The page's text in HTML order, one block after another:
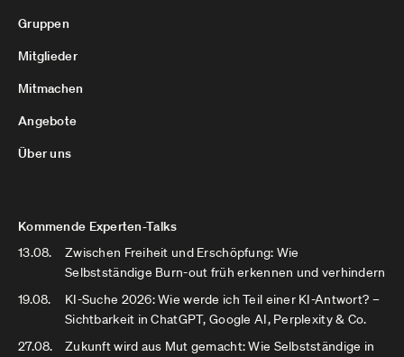
Gruppen
Mitglieder
Mitmachen
Angebote
Über uns
Kommende Experten-Talks
13.08.
Zwischen Freiheit und Erschöpfung: Wie
Selbstständige Burn-out früh erkennen und verhindern
19.08.
KI-Suche 2026: Wie werde ich Teil einer KI-Antwort? –
Sichtbarkeit in ChatGPT, Google AI, Perplexity & Co.
27.08.
Zukunft wird aus Mut gemacht: Wie Selbstständige in